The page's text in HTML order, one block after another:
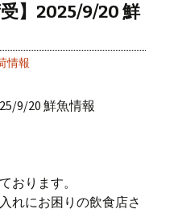
】2025/9/20 鮮
情報
9/20 鮮魚情報
おります。
れにお困りの飲食店さ